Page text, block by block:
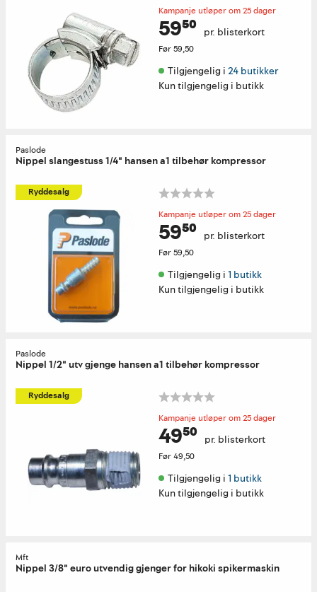
Kampanje utløper om 25 dager
59⁵⁰ pr. blisterkort
Før59,50
Tilgjengelig i 24 butikker
Kun tilgjengelig i butikk
Paslode
Nippel slangestuss 1/4" hansen a1 tilbehør kompressor
Ryddesalg
Kampanje utløper om 25 dager
59⁵⁰ pr. blisterkort
Før59,50
Tilgjengelig i 1 butikk
Kun tilgjengelig i butikk
Paslode
Nippel 1/2" utv gjenge hansen a1 tilbehør kompressor
Ryddesalg
Kampanje utløper om 25 dager
49⁵⁰ pr. blisterkort
Før49,50
Tilgjengelig i 1 butikk
Kun tilgjengelig i butikk
Mft
Nippel 3/8" euro utvendig gjenger for hikoki spikermaskin